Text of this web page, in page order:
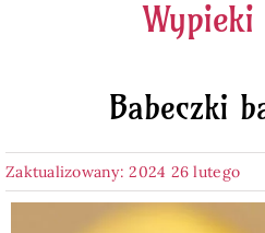
Wypieki
Babeczki
Zaktualizowany: 2024 26 lutego